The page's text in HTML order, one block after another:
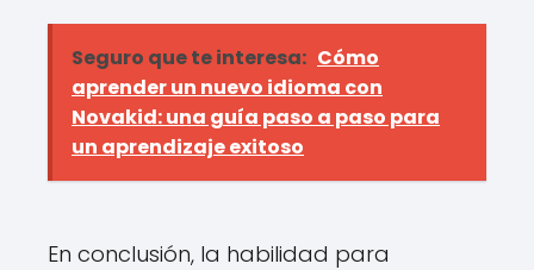
Seguro que te interesa: Cómo
aprender un nuevo idioma con
Novakid: una guía paso a paso para
un aprendizaje exitoso
En conclusión, la habilidad para